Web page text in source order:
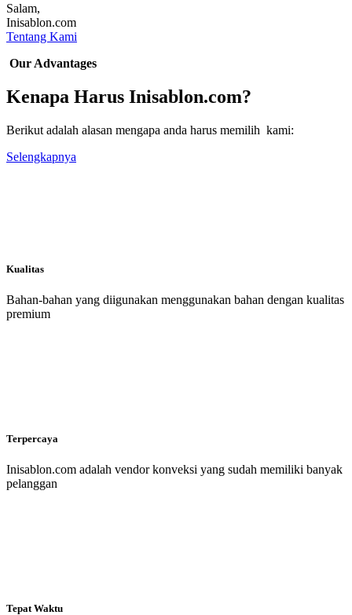
Salam,
Inisablon.com
Tentang Kami
Our Advantages
Kenapa Harus Inisablon.com?
Berikut adalah alasan mengapa anda harus memilih kami:
Selengkapnya
Kualitas
Bahan-bahan yang diigunakan menggunakan bahan dengan kualitas
premium
Terpercaya
Inisablon.com adalah vendor konveksi yang sudah memiliki banyak
pelanggan
Tepat Waktu